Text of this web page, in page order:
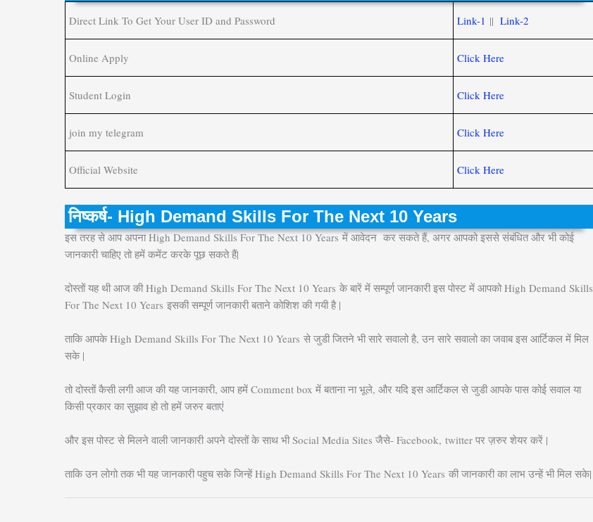
Direct Link To Get Your User ID and Password Link-1 || Link-2
Online Apply Click Here
Student Login Click Here
join my telegram Click Here
Official Website Click Here
निष्कर्ष- High Demand Skills For The Next 10 Years
इस तरह से आप अपना High Demand Skills For The Next 10 Years में आवेदन कर सकते हैं, अगर आपको इससे संबंधित और भी कोई
जानकारी चाहिए तो हमें कमेंट करके पूछ सकते हैं|
दोस्तों यह थी आज की High Demand Skills For The Next 10 Years के बारें में सम्पूर्ण जानकारी इस पोस्ट में आपको High Demand Skills
For The Next 10 Years इसकी सम्पूर्ण जानकारी बताने कोशिश की गयी है |
ताकि आपके High Demand Skills For The Next 10 Years से जुडी जितने भी सारे सवालो है, उन सारे सवालो का जवाब इस आर्टिकल में मिल
सके |
तो दोस्तों कैसी लगी आज की यह जानकारी, आप हमें Comment box में बताना ना भूले, और यदि इस आर्टिकल से जुडी आपके पास कोई सवाल या
किसी प्रकार का सुझाव हो तो हमें जरुर बताएं
और इस पोस्ट से मिलने वाली जानकारी अपने दोस्तों के साथ भी Social Media Sites जैसे- Facebook, twitter पर ज़रुर शेयर करें |
ताकि उन लोगो तक भी यह जानकारी पहुच सके जिन्हें High Demand Skills For The Next 10 Years की जानकारी का लाभ उन्हें भी मिल सके|